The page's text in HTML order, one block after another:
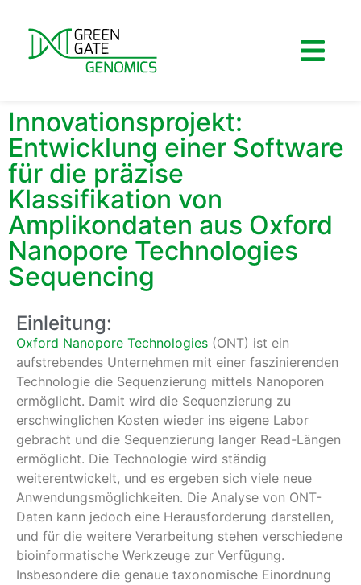
Innovationsprojekt:
Entwicklung einer Software
für die präzise
Klassifikation von
Amplikondaten aus Oxford
Nanopore Technologies
Sequencing
Einleitung:
Oxford Nanopore Technologies (ONT) ist ein
aufstrebendes Unternehmen mit einer faszinierenden
Technologie die Sequenzierung mittels Nanoporen
ermöglicht. Damit wird die Sequenzierung zu
erschwinglichen Kosten wieder ins eigene Labor
gebracht und die Sequenzierung langer Read-Längen
ermöglicht. Die Technologie wird ständig
weiterentwickelt, und es ergeben sich viele neue
Anwendungsmöglichkeiten. Die Analyse von ONT-
Daten kann jedoch eine Herausforderung darstellen,
und für die weitere Verarbeitung stehen verschiedene
bioinformatische Werkzeuge zur Verfügung.
Insbesondere die genaue taxonomische Einordnung